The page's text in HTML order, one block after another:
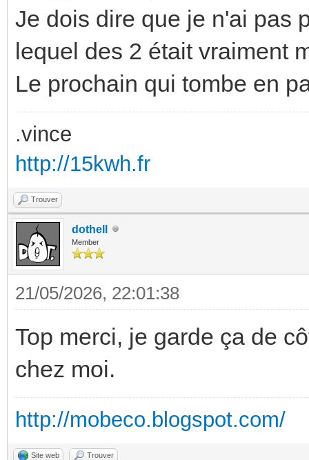
Je dois dire que je n'ai pas
lequel des 2 était vraiment
Le prochain qui tombe en
.vince
http://15kwh.fr
Trouver
dothell
Member
21/05/2026, 22:01:38
Top merci, je garde ça de
chez moi.
http://mobeco.blogspot.com/
Site web Trouver